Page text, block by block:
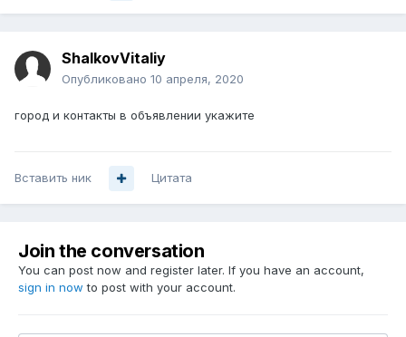
ShalkovVitaliy
Опубликовано 10 апреля, 2020
город и контакты в объявлении укажите
Вставить ник Цитата
Join the conversation
You can post now and register later. If you have an account,
sign in now to post with your account.